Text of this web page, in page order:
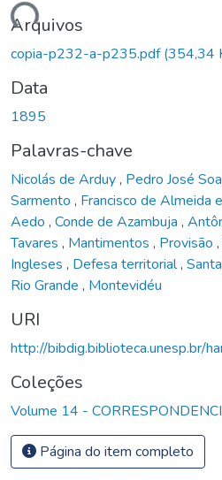
Arquivos
copia-p232-a-p235.pdf(354,34
Data
1895
Palavras-chave
Nicolás de Arduy, Pedro José
Sarmento , Francisco de Almeida
Aedo , Conde de Azambuja ,
Tavares , Mantimentos , Provisão ,
Ingleses , Defesa territorial,
Rio Grande , Montevidéu
URI
http://bibdig.biblioteca.unesp.br/
Coleções
Volume 14 -
Página do item completo